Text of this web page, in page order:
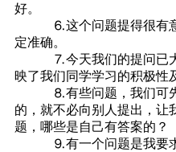
好。
⒍这个问题提得很有意
定准确。
⒎今天我们的提问已大
映了我们同学学习的积极性
⒏有些问题，我们可先
的，就不必向别人提出，让
题，哪些是自己有答案的？
⒐有一个问题是我要求